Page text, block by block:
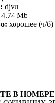
djvu
4.74 Mb
хорошее (ч/б)
В